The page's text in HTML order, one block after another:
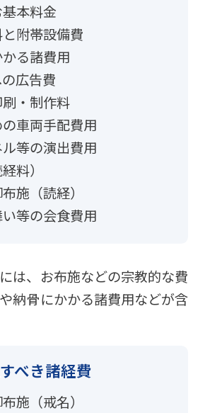
本料金
附帯設備費
る諸費用
広告費
・制作料
車両手配費用
等の演出費用
料）
施（読経）
等の会食費用
は、お布施などの宗教的な費
納骨にかかる諸費用などが含
べき諸経費
施（戒名）